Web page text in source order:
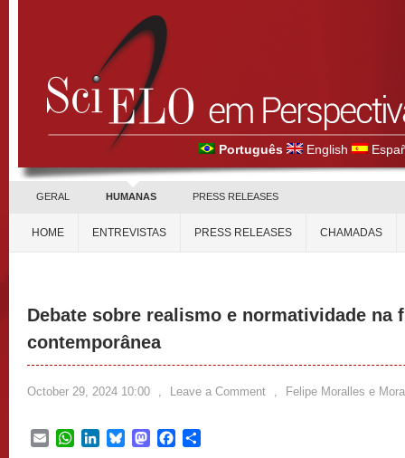
Português English
GERAL HUMANAS PRESS RELEASES
HOME ENTREVISTAS PRESS RELEASES CHAMADAS
Debate sobre realismo e normatividade
contemporânea
October 29, 2024 10:00 , Leave a Comment , Felipe Moralles e
EmailWhatsApp
LinkedInBlueskyMastodonFacebook